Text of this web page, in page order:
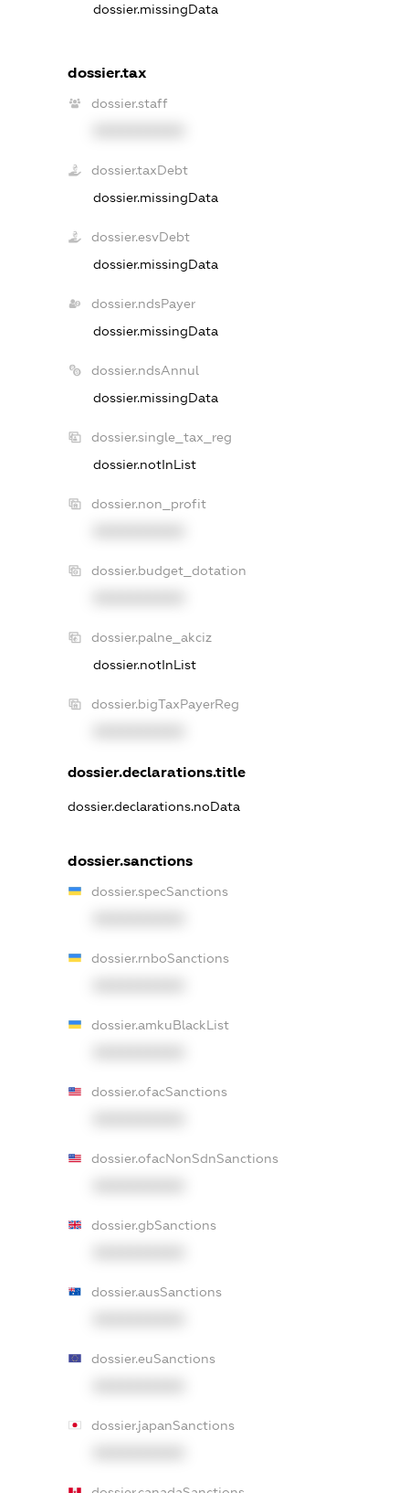
dossier.missingData
dossier.tax
dossier.staff
dossier.taxDebt
dossier.missingData
dossier.esvDebt
dossier.missingData
dossier.ndsPayer
dossier.missingData
dossier.ndsAnnul
dossier.missingData
dossier.single_tax_reg
dossier.notInList
dossier.non_profit
dossier.budget_dotation
dossier.palne_akciz
dossier.notInList
dossier.bigTaxPayerReg
dossier.declarations.title
dossier.declarations.noData
dossier.sanctions
dossier.specSanctions
dossier.rnboSanctions
dossier.amkuBlackList
dossier.ofacSanctions
dossier.ofacNonSdnSanctions
dossier.gbSanctions
dossier.ausSanctions
dossier.euSanctions
dossier.japanSanctions